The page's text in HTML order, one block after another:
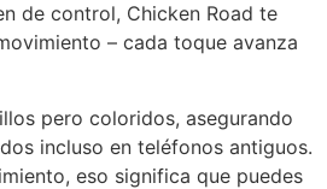
de control, Chicken Road te
– cada toque avanza
pero coloridos, asegurando
incluso en teléfonos antiguos.
eso significa que puedes